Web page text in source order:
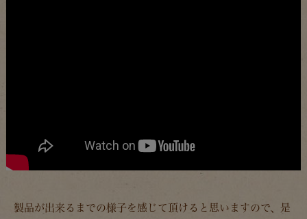
製品が出来るまでの様子を感じて頂けると思いますので、是